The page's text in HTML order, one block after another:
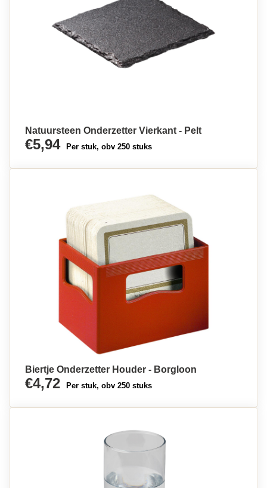
Natuursteen Onderzetter Vierkant - Pelt
€5,94 Per stuk, obv 250 stuks
Biertje Onderzetter Houder - Borgloon
€4,72 Per stuk, obv 250 stuks